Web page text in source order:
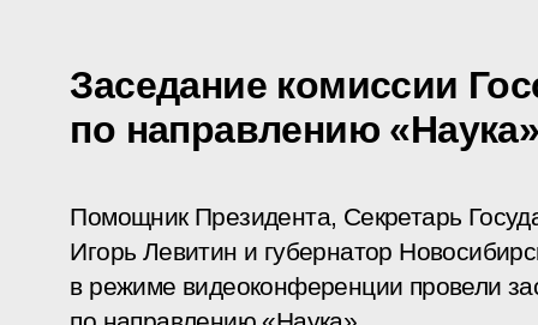
Заседание комиссии
по направлению
Помощник Президента, Секретарь
Игорь Левитин и губернатор
в режиме видеоконференции провели